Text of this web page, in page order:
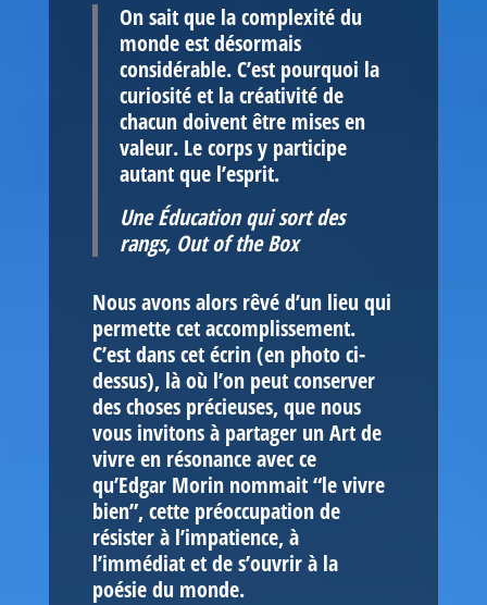
On sait que la complexité du
monde est désormais
considérable. C’est pourquoi la
curiosité et la créativité de
chacun doivent être mises en
valeur. Le corps y participe
autant que l’esprit.
Une Éducation qui sort des
rangs, Out of the Box
Nous avons alors rêvé d’un lieu qui
permette cet accomplissement.
C’est dans cet écrin (en photo ci-
dessus), là où l’on peut conserver
des choses précieuses, que nous
vous invitons à partager un Art de
vivre en résonance avec ce
qu’Edgar Morin nommait “le vivre
bien”, cette préoccupation de
résister à l’impatience, à
l’immédiat et de s’ouvrir à la
poésie du monde.